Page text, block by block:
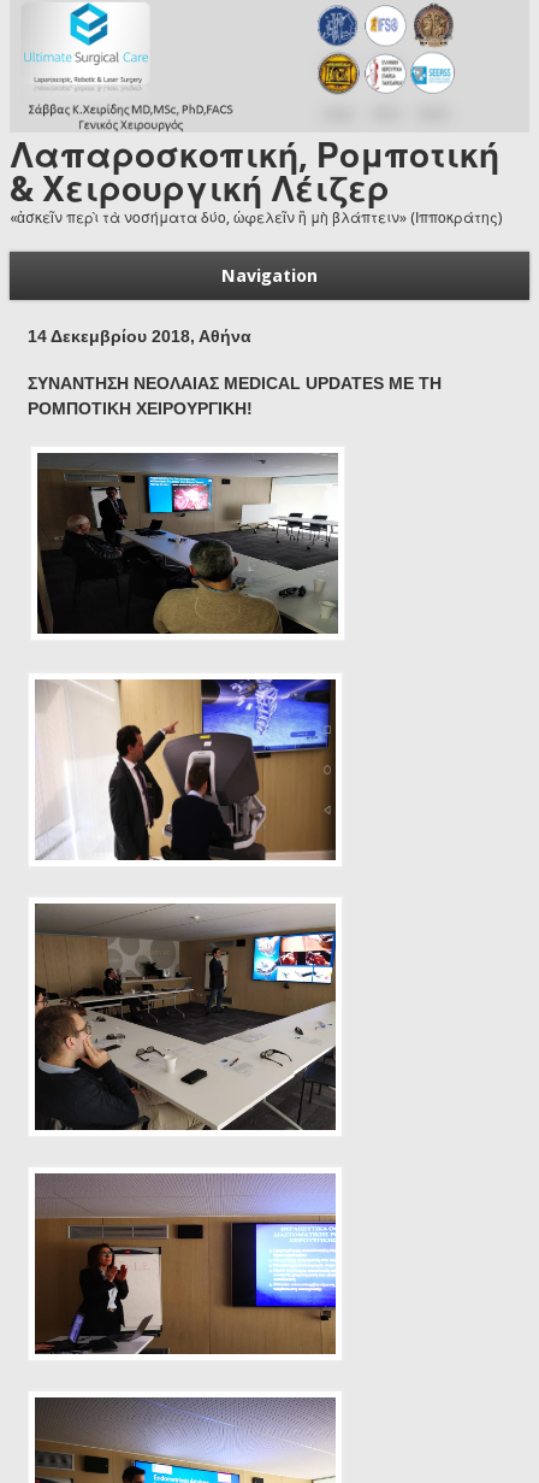
Skip to main content
Λαπαροσκοπική, Ρομποτική
& Χειρουργική Λέιζερ
«ἀσκεῖν περὶ τὰ νοσήματα δύο, ὠφελεῖν ἢ μὴ βλάπτειν» (Ιπποκράτης)
Navigation
14 Δεκεμβρίου 2018, Αθήνα
ΣΥΝΑΝΤΗΣΗ ΝΕΟΛΑΙΑΣ MEDICAL UPDATES ΜΕ ΤΗ
ΡΟΜΠΟΤΙΚΗ ΧΕΙΡΟΥΡΓΙΚΗ!